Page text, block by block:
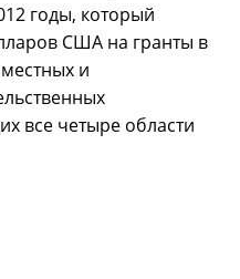
годы, который
США на гранты в
и
все четыре области